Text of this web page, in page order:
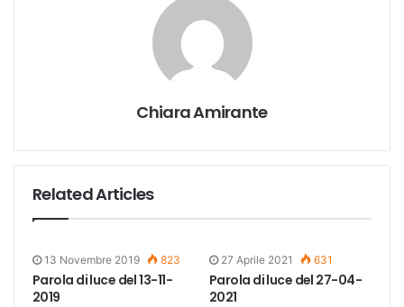
Chiara Amirante
Related Articles
13 Novembre 2019 823
Parola di luce del 13-11-
2019
27 Aprile 2021 631
Parola di luce del 27-04-
2021